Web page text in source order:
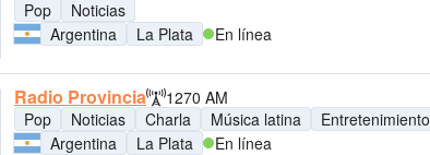
Pop
Noticias
Argentina
La Plata En línea
Radio Provincia
1270 AM
Pop
Noticias Charla Música latina
Entretenimiento
Argentina
La Plata En línea